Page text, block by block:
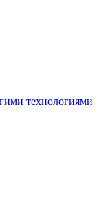
технологиями